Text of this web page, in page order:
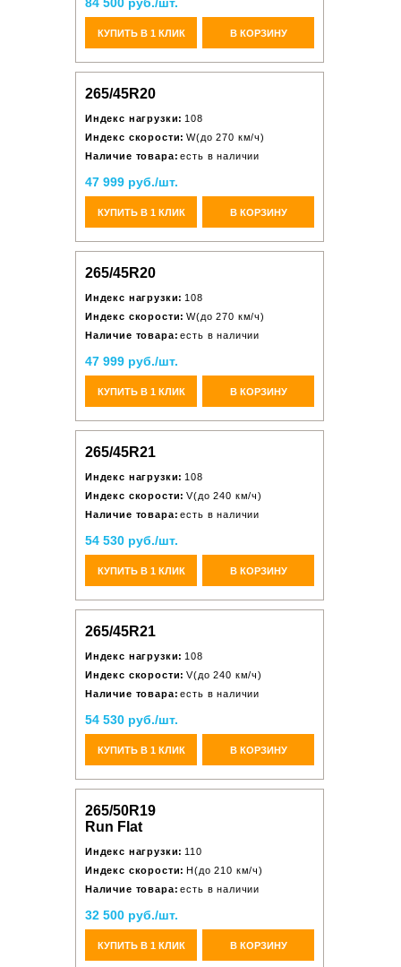
КУПИТЬ В 1 КЛИК В КОРЗИНУ
265/45R20
Индекс нагрузки: 108
Индекс скорости: W(до 270 км/ч)
Наличие товара: есть в наличии
47 999 руб./шт.
КУПИТЬ В 1 КЛИК В КОРЗИНУ
265/45R20
Индекс нагрузки: 108
Индекс скорости: W(до 270 км/ч)
Наличие товара: есть в наличии
47 999 руб./шт.
КУПИТЬ В 1 КЛИК В КОРЗИНУ
265/45R21
Индекс нагрузки: 108
Индекс скорости: V(до 240 км/ч)
Наличие товара: есть в наличии
54 530 руб./шт.
КУПИТЬ В 1 КЛИК В КОРЗИНУ
265/45R21
Индекс нагрузки: 108
Индекс скорости: V(до 240 км/ч)
Наличие товара: есть в наличии
54 530 руб./шт.
КУПИТЬ В 1 КЛИК В КОРЗИНУ
265/50R19
Run Flat
Индекс нагрузки: 110
Индекс скорости: H(до 210 км/ч)
Наличие товара: есть в наличии
32 500 руб./шт.
КУПИТЬ В 1 КЛИК В КОРЗИНУ